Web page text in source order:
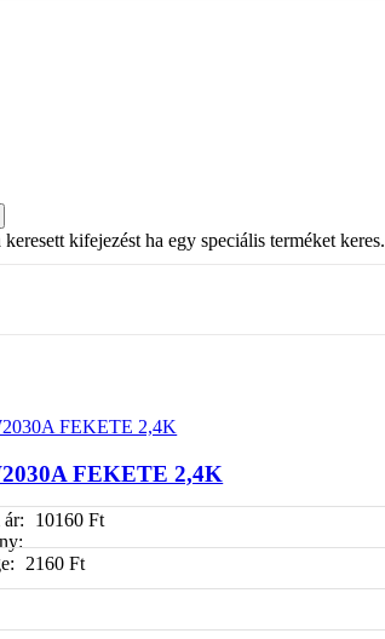
kifejezést ha egy speciális terméket keres.
FEKETE 2,4K
10160 Ft
2160 Ft